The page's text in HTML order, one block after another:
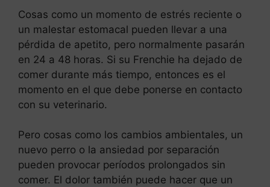
Cosas como un momento de estrés reciente o
un malestar estomacal pueden llevar a una
pérdida de apetito, pero normalmente pasarán
en 24 a 48 horas. Si su Frenchie ha dejado de
comer durante más tiempo, entonces es el
momento en el que debe ponerse en contacto
con su veterinario.
Pero cosas como los cambios ambientales, un
nuevo perro o la ansiedad por separación
pueden provocar períodos prolongados sin
comer. El dolor también puede hacer que un